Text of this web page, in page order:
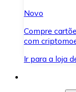
Novo
Compre
com
Ir para a loja